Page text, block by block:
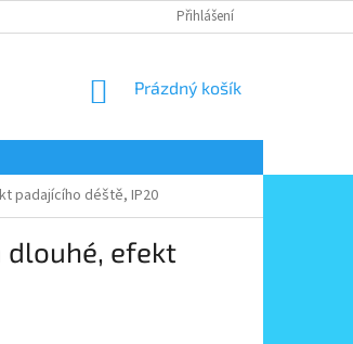
KONTAKT
Přihlášení
NÁKUPNÍ
Prázdný košík
padajícího déště, IP20
dlouhé, efekt